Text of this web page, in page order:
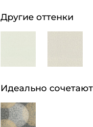
Другие оттенки
Идеально